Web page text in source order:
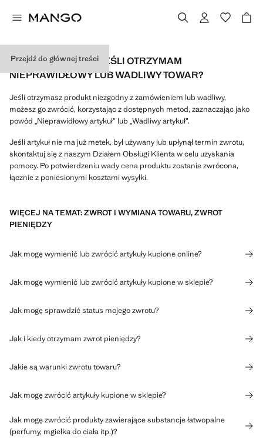
Przejdź do głównej treści
CO MOGĘ ZROBIĆ, JEŚLI OTRZYMAM
NIEPRAWIDŁOWY LUB WADLIWY TOWAR?
Jeśli otrzymasz produkt niezgodny z zamówieniem lub wadliwy,
możesz go zwrócić, korzystając z dostępnych metod, zaznaczając jako
powód „Nieprawidłowy artykuł” lub „Wadliwy artykuł”.
Jeśli artykuł nie ma już metek, był używany lub upłynął termin zwrotu,
skontaktuj się z naszym Działem Obsługi Klienta w celu uzyskania
pomocy. Po potwierdzeniu wady cena produktu zostanie zwrócona,
łącznie z poniesionymi kosztami wysyłki.
WIĘCEJ NA TEMAT: ZWROT I WYMIANA TOWARU, ZWROT
PIENIĘDZY
Jak mogę wymienić lub zwrócić artykuły kupione online?
Jak mogę wymienić lub zwrócić artykuły kupione w sklepie?
Jak mogę sprawdzić status mojego zwrotu?
Jak i kiedy otrzymam zwrot pieniędzy?
Jakie są warunki zwrotu towaru?
Jak mogę zwrócić artykuły kupione w sklepie?
Jak mogę zwrócić produkty zawierające substancje łatwopalne
(perfumy, mgiełka do ciała itp.)?